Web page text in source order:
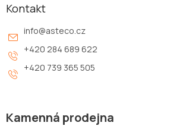
Kontakt
info@asteco.cz
+420 284 689 622
+420 739 365 505
Kamenná prodejna